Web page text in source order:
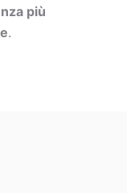
più
.